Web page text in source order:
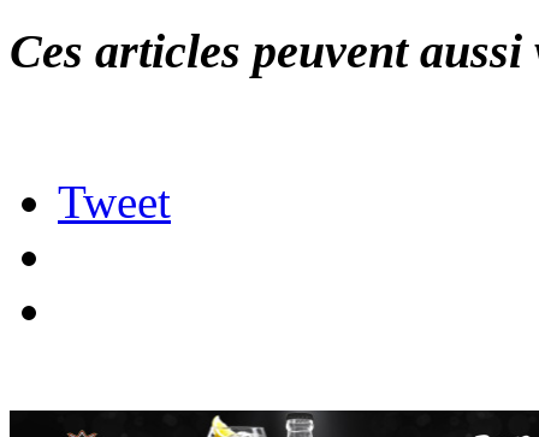
Ces articles peuvent
Tweet